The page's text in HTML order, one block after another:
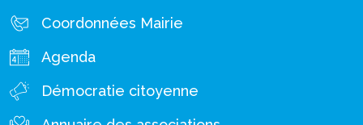
Coordonnées Mairie
Agenda
Démocratie citoyenne